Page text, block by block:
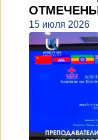
15 июля 2026